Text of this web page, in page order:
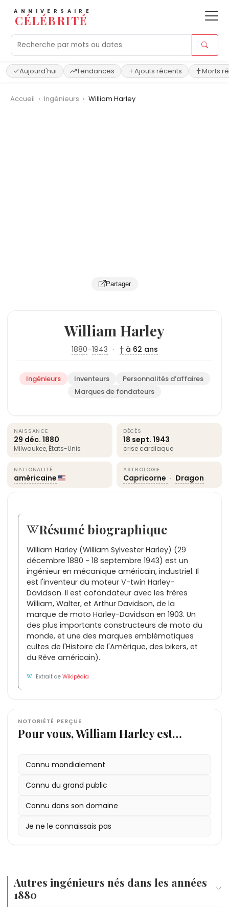
ANNIVERSAIRE
CÉLÉBRITÉ
Aujourd'hui Tendances Ajouts récents Morts
Accueil › Ingénieurs › William Harley
Partager
William Harley
1880–1943 · † à 62 ans
Ingénieurs Inventeurs
Personnalités d’affaires
Marques de fondateurs
NAISSANCE
29 déc. 1880
Milwaukee, États-Unis
DÉCÈS
18 sept. 1943
crise cardiaque
NATIONALITÉ
américaine
ASTROLOGIE
Capricorne · Dragon
Résumé biographique
William Harley (William Sylvester Harley) (29
décembre 1880 - 18 septembre 1943) est un
ingénieur en mécanique américain, industriel. Il
est l'inventeur du moteur V-twin Harley-
Davidson. Il est cofondateur avec les frères
William, Walter, et Arthur Davidson, de la
marque de moto Harley-Davidson en 1903. Un
des plus importants constructeurs de moto du
monde, et une des marques emblématiques
cultes de l'Histoire de l'Amérique, des bikers, et
du Rêve américain).
Extrait deWikipédia
NOTORIÉTÉ PERÇUE
Pour vous, William Harley est…
Connu mondialement
Connu du grand public
Connu dans son domaine
Je ne le connaissais pas
Autres ingénieurs nés dans les années
1880